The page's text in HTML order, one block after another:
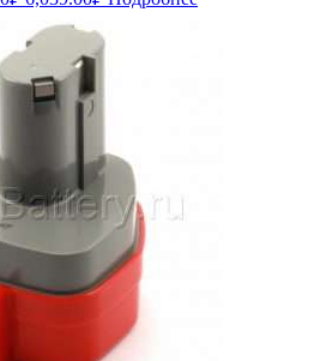
составляла
6,588.00₽.
цена:
6,039.00₽.